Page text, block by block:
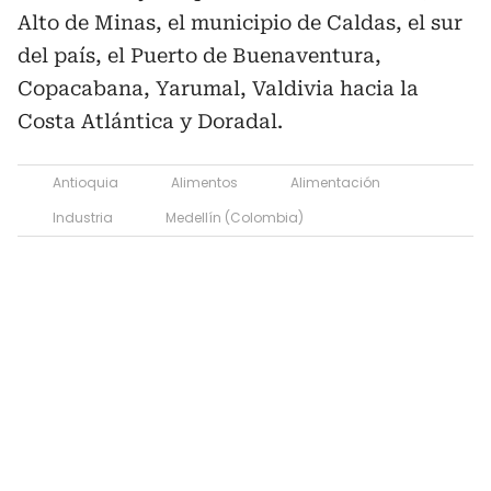
Alto de Minas, el municipio de Caldas, el sur
del país, el Puerto de Buenaventura,
Copacabana, Yarumal, Valdivia hacia la
Costa Atlántica y Doradal.
Antioquia Alimentos
Alimentación
Industria
Medellín (Colombia)